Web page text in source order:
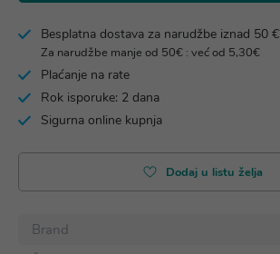
Besplatna dostava za narudžbe iznad 50 €
Za narudžbe manje od 50€ : već od 5,30€
Plaćanje na rate
Rok isporuke: 2 dana
Sigurna online kupnja
Dodaj u listu želja
Brand